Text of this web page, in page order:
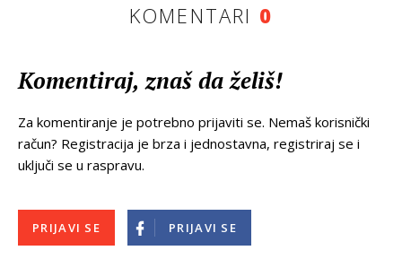
KOMENTARI 0
Komentiraj, znaš da želiš!
Za komentiranje je potrebno prijaviti se. Nemaš korisnički
račun? Registracija je brza i jednostavna, registriraj se i
uključi se u raspravu.
PRIJAVI SE PRIJAVI SE